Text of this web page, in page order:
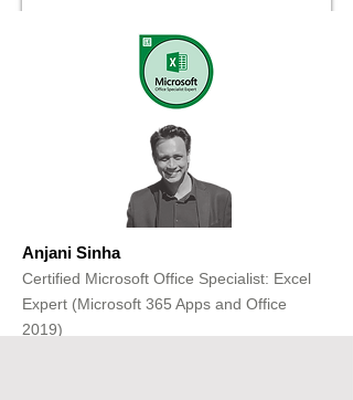
Anjani Sinha
Certified Microsoft Office Specialist: Excel
Expert (Microsoft 365 Apps and Office
2019)